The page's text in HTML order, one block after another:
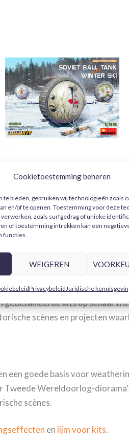
Cookietoestemming beheren
te bieden, gebruiken wij technologieën zoals
en/of te openen. Toestemming voor deze
verwerken, zoals surfgedrag of unieke
of toestemming intrekken kan een
functies.
WEIGEREN
PrivacybeleidJuridische
MiniArt 1:35
TOEVOEGEN AAN
WINKELWAGEN
kits op schaal
scènes en projecten
een goede basis voor
Tweede Wereldoorlog-
scènes.
en lijm voor kits.